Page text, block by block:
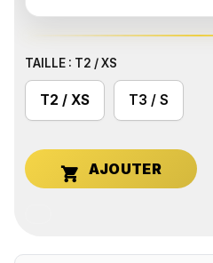
TAILLE : T2 / XS
T2 / XS T3 / S
